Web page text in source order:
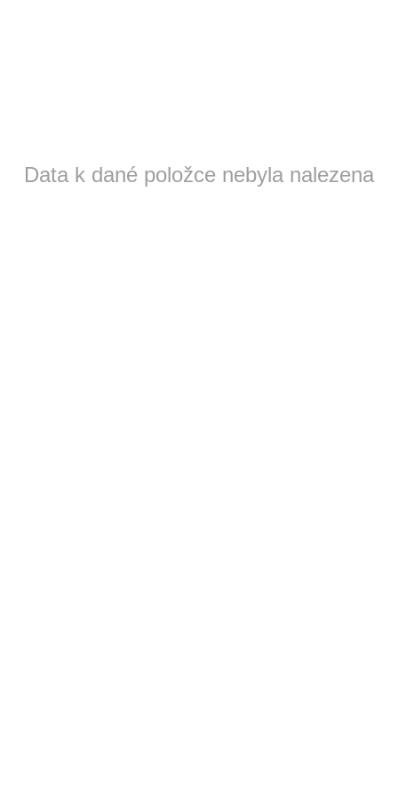
Data k dané položce nebyla nalezena